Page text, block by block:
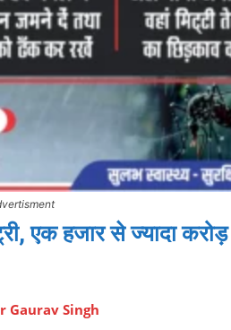
एक हजार से ज्यादा करोड़
Gaurav Singh